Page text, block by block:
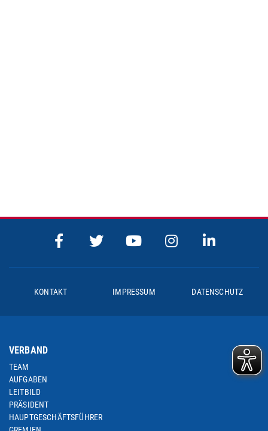
KONTAKT IMPRESSUM DATENSCHUTZ
VERBAND
TEAM
AUFGABEN
LEITBILD
PRÄSIDENT
HAUPTGESCHÄFTSFÜHRER